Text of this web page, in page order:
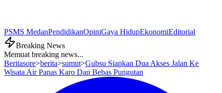
PSMS MedanPendidikanOpiniGaya HidupEkonomiEditorial
Breaking News
Memuat breaking news...
Beritasore>berita>sumut>Gubsu Siapkan Dua Akses Jalan Ke
Wisata Air Panas Karo Dan Bebas Pungutan